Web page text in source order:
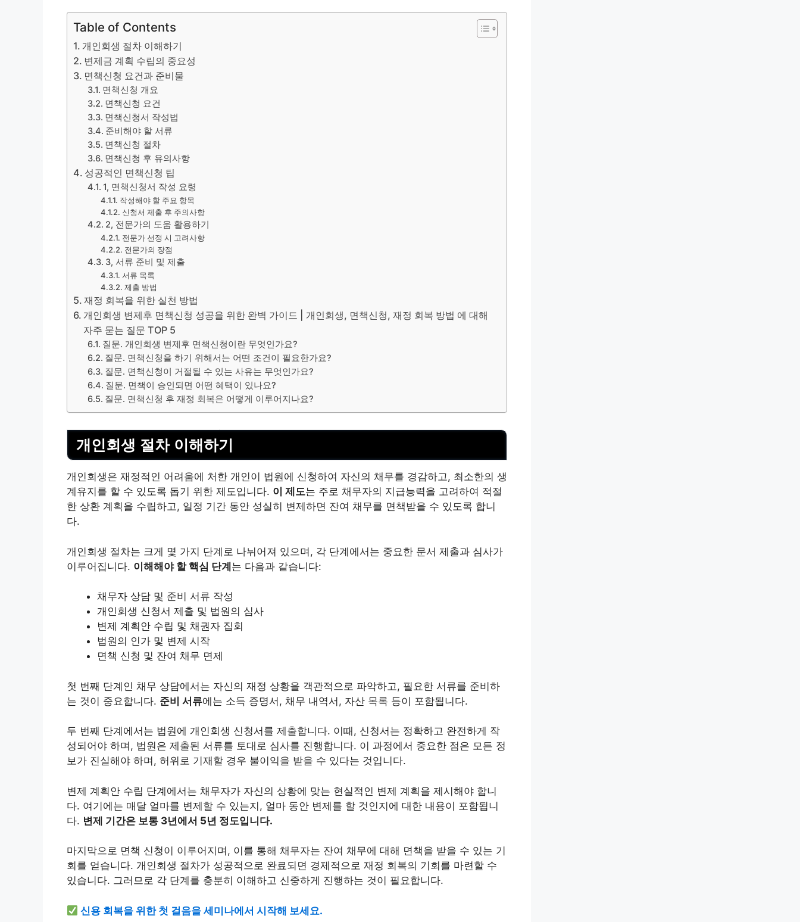
Table of Contents
개인회생 절차 이해하기
변제금 계획 수립의 중요성
면책신청 요건과 준비물
면책신청 개요
면책신청 요건
면책신청서 작성법
준비해야 할 서류
면책신청 절차
면책신청 후 유의사항
성공적인 면책신청 팁
1, 면책신청서 작성 요령
작성해야 할 주요 항목
신청서 제출 후 주의사항
2, 전문가의 도움 활용하기
전문가 선정 시 고려사항
전문가의 장점
3, 서류 준비 및 제출
서류 목록
제출 방법
재정 회복을 위한 실천 방법
개인회생 변제후 면책신청 성공을 위한 완벽 가이드 | 개인회생, 면책신청, 재정 회복 방법 에 대해
자주 묻는 질문 TOP 5
질문. 개인회생 변제후 면책신청이란 무엇인가요?
질문. 면책신청을 하기 위해서는 어떤 조건이 필요한가요?
질문. 면책신청이 거절될 수 있는 사유는 무엇인가요?
질문. 면책이 승인되면 어떤 혜택이 있나요?
질문. 면책신청 후 재정 회복은 어떻게 이루어지나요?
개인회생 절차 이해하기
개인회생은 재정적인 어려움에 처한 개인이 법원에 신청하여 자신의 채무를 경감하고, 최소한의 생
계 유지를 할 수 있도록 돕기 위한 제도입니다. 이 제도는 주로 채무자의 지급능력을 고려하여 적절
한 상환 계획을 수립하고, 일정 기간 동안 성실히 변제하면 잔여 채무를 면책받을 수 있도록 합니
다.
개인회생 절차는 크게 몇 가지 단계로 나뉘어져 있으며, 각 단계에서는 중요한 문서 제출과 심사가
이루어집니다. 이해해야 할 핵심 단계는 다음과 같습니다:
채무자 상담 및 준비 서류 작성
개인회생 신청서 제출 및 법원의 심사
변제 계획안 수립 및 채권자 집회
법원의 인가 및 변제 시작
면책 신청 및 잔여 채무 면제
첫 번째 단계인 채무 상담에서는 자신의 재정 상황을 객관적으로 파악하고, 필요한 서류를 준비하
는 것이 중요합니다. 준비 서류에는 소득 증명서, 채무 내역서, 자산 목록 등이 포함됩니다.
두 번째 단계에서는 법원에 개인회생 신청서를 제출합니다. 이때, 신청서는 정확하고 완전하게 작
성되어야 하며, 법원은 제출된 서류를 토대로 심사를 진행합니다. 이 과정에서 중요한 점은 모든 정
보가 진실해야 하며, 허위로 기재할 경우 불이익을 받을 수 있다는 것입니다.
변제 계획안 수립 단계에서는 채무자가 자신의 상황에 맞는 현실적인 변제 계획을 제시해야 합니
다. 여기에는 매달 얼마를 변제할 수 있는지, 얼마 동안 변제를 할 것인지에 대한 내용이 포함됩니
다. 변제 기간은 보통 3년에서 5년 정도입니다.
마지막으로 면책 신청이 이루어지며, 이를 통해 채무자는 잔여 채무에 대해 면책을 받을 수 있는 기
회를 얻습니다. 개인회생 절차가 성공적으로 완료되면 경제적으로 재정 회복의 기회를 마련할 수
있습니다. 그러므로 각 단계를 충분히 이해하고 신중하게 진행하는 것이 필요합니다.
신용 회복을 위한 첫 걸음을 세미나에서 시작해 보세요.